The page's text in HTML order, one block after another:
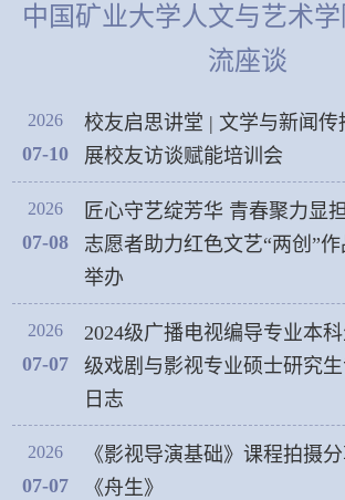
中国矿业大学人文与艺术
流座谈
2026
07-10
校友启思讲堂 | 文学与新闻传
展校友访谈赋能培训会
2026
07-08
匠心守艺绽芳华 青春聚力显
志愿者助力红色文艺“两创”作
举办
2026
07-07
2024级广播电视编导专业本
级戏剧与影视专业硕士研究
日志
2026
07-07
《影视导演基础》课程拍摄
《舟生》